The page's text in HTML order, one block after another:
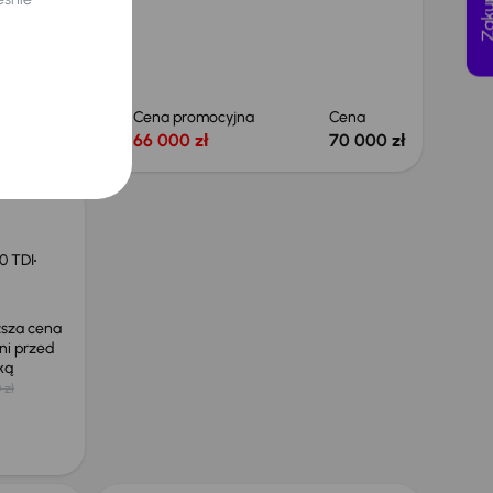
Cena promocyjna
66 000 zł
Cena
70 000 zł
TDI
cena
przed